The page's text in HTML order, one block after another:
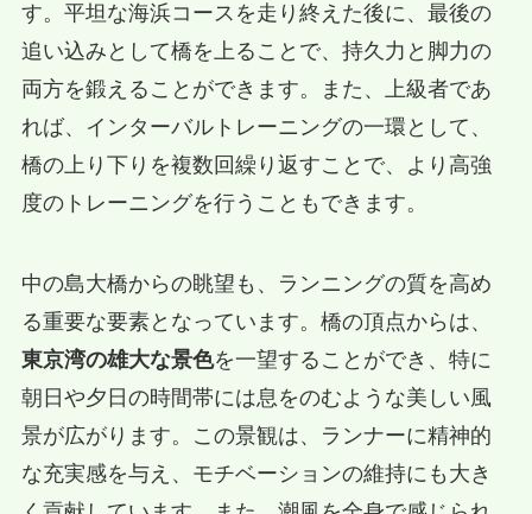
す。平坦な海浜コースを走り終えた後に、最後の
追い込みとして橋を上ることで、持久力と脚力の
両方を鍛えることができます。また、上級者であ
れば、インターバルトレーニングの一環として、
橋の上り下りを複数回繰り返すことで、より高強
度のトレーニングを行うこともできます。
中の島大橋からの眺望も、ランニングの質を高め
る重要な要素となっています。橋の頂点からは、
東京湾の雄大な景色を一望することができ、特に
朝日や夕日の時間帯には息をのむような美しい風
景が広がります。この景観は、ランナーに精神的
な充実感を与え、モチベーションの維持にも大き